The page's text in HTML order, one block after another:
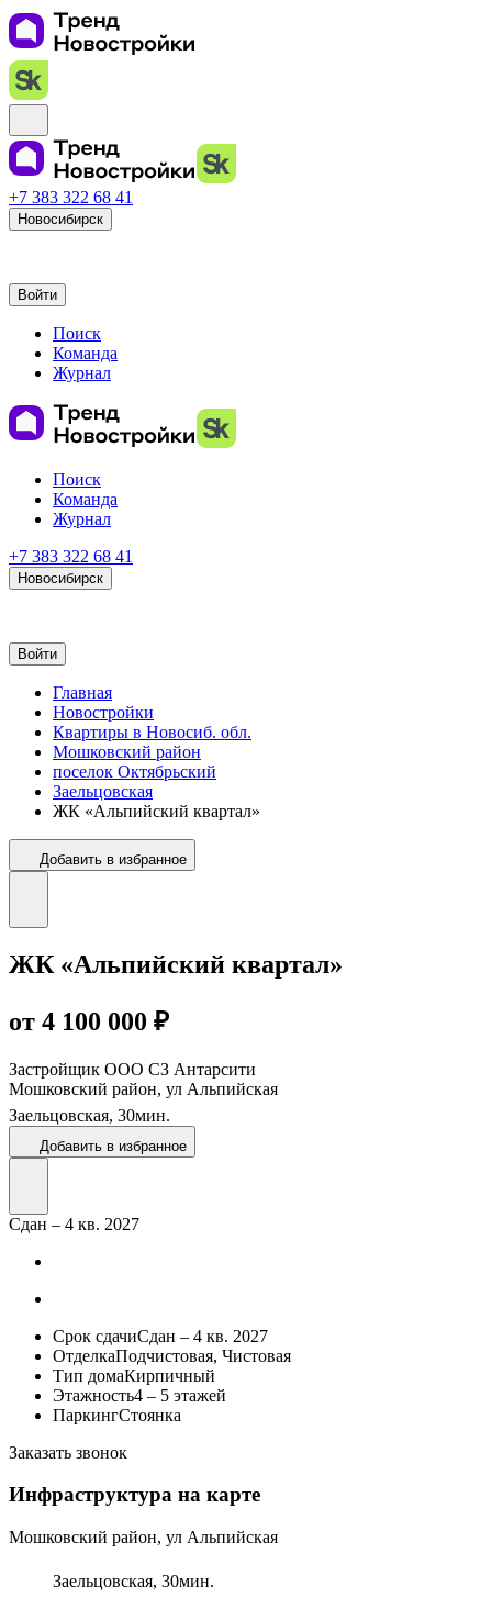
+7 383 322 68 41
Новосибирск
Войти
Поиск
Команда
Журнал
Поиск
Команда
Журнал
+7 383 322 68 41
Новосибирск
Войти
Главная
Новостройки
Квартиры в Новосиб. обл.
Мошковский район
поселок Октябрьский
Заельцовская
ЖК «Альпийский квартал»
Добавить в избранное
ЖК «Альпийский квартал»
от 4 100 000 ₽
Застройщик ООО СЗ Антарсити
Мошковский район, ул Альпийская
Заельцовская, 30мин.
Добавить в избранное
Сдан – 4 кв. 2027
Срок сдачиСдан – 4 кв. 2027
ОтделкаПодчистовая, Чистовая
Тип домаКирпичный
Этажность4 – 5 этажей
ПаркингСтоянка
Заказать звонок
Инфраструктура на карте
Мошковский район, ул Альпийская
Заельцовская, 30мин.